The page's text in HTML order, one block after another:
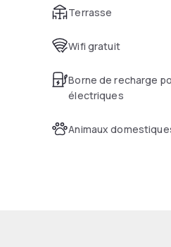
Terrasse
Wifi gratuit
Borne de recharge
électriques
Animaux